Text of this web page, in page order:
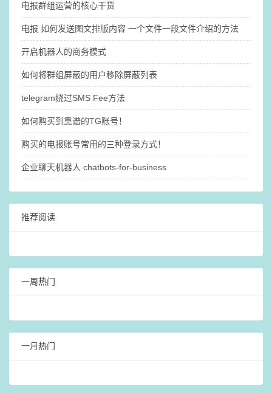
电报群组运营的核心干货
电报 如何发送图文排版内容 一个文件一段文件介绍的方法
开启机器人的商务模式
如何将群组屏蔽的用户移除屏蔽列表
telegram绕过SMS Fee方法
如何购买到靠谱的TG账号！
购买的电报账号常用的三种登录方式！
企业聊天机器人 chatbots-for-business
推荐阅读
一周热门
一月热门